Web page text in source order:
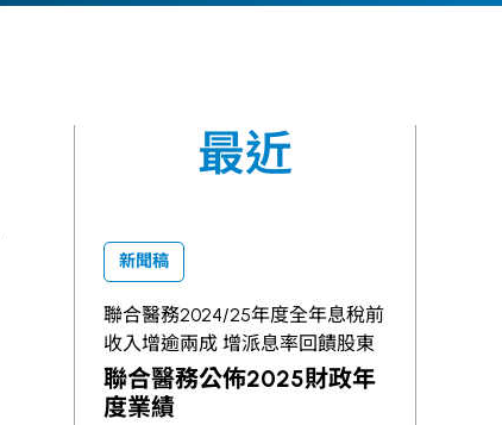
最近
新聞稿
聯合醫務2024/25年度全年息稅前
收入增逾兩成 增派息率回饋股東
聯合醫務公佈2025財政年
度業績